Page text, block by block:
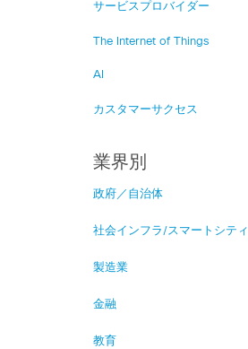
サービスプロバイダー
The Internet of Things
AI
カスタマーサクセス
業界別
政府／自治体
社会インフラ/スマートシティ
製造業
金融
教育